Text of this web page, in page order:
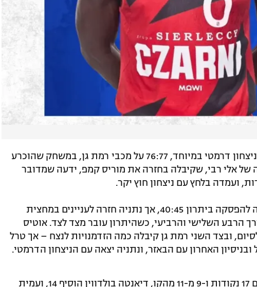
בתחתית , אליצור נתניה השיגה ניצחון דרמטי במיוחד, 76:77 על מכבי רמת גן, במשחק שהוכרע
של אלי רבי, שקיבלה בחזרה את מוריס קמפ, ידעה שמדובר
ועמדה בלחץ עם ניצחון חוץ יקר.
רמת גן פתחה טוב יותר ואף ירדה להפסקה ביתרון 40:45, אך נתניה חזרה לעניינים במחצית
הרבע השלישי והרביעי, כשהיתרון עובר מצד לצד. אוטיס
פחות מדקה לסיום, ובצד השני רמת גן קיבלה כמה הזדמנויות לנצח – אך טרל
האחרון עם הבאזר, ונתניה יצאה עם הניצחון הדרמטי.
קמרון אוליבר הוביל את נתניה עם 17 נקודות ו-9 מ-11 מהקו, דיאנטה בולדווין הוסיף 14, ועמית